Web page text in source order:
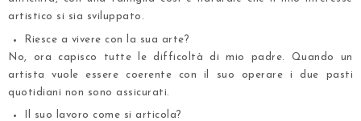
artistico si sia sviluppato.
Riesce a vivere con la sua arte?
No, ora capisco tutte le difficoltà di mio padre. Quando un
artista vuole essere coerente con il suo operare i due pasti
quotidiani non sono assicurati.
Il suo lavoro come si articola?